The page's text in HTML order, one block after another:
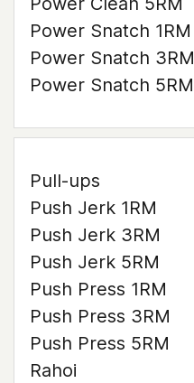
Power Snatch 1RM
Power Snatch 3RM
Power Snatch 5RM
Pull-ups
Push Jerk 1RM
Push Jerk 3RM
Push Jerk 5RM
Push Press 1RM
Push Press 3RM
Push Press 5RM
Rahoi